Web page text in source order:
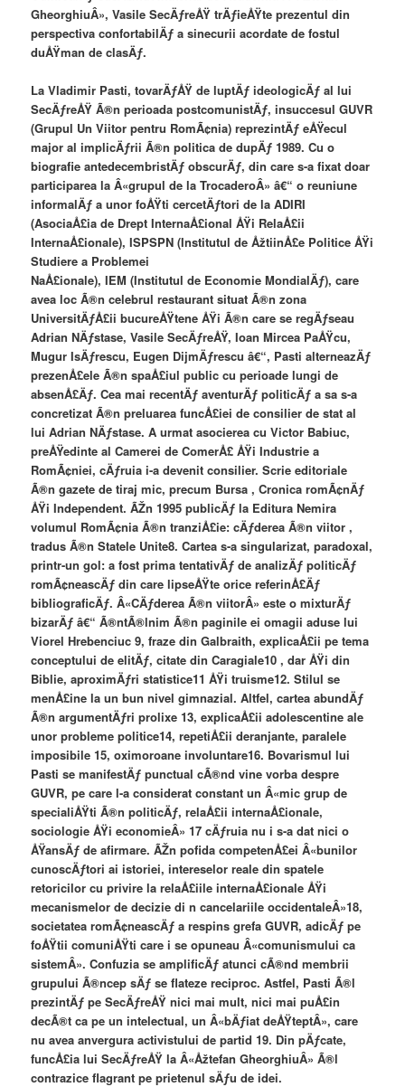
GheorghiuÂ», Vasile SecÄƒreÅŸ trÄƒieÅŸte prezentul din
perspectiva confortabilÄƒ a sinecurii acordate de fostul
duÅŸman de clasÄƒ.
La Vladimir Pasti, tovarÄƒÅŸ de luptÄƒ ideologicÄƒ al lui
SecÄƒreÅŸ Ã®n perioada postcomunistÄƒ, insuccesul GUVR
(Grupul Un Viitor pentru RomÃ¢nia) reprezintÄƒ eÅŸecul
major al implicÄƒrii Ã®n politica de dupÄƒ 1989. Cu o
biografie antedecembristÄƒ obscurÄƒ, din care s-a fixat doar
participarea la Â«grupul de la TrocaderoÂ» â€“ o reuniune
informalÄƒ a unor foÅŸti cercetÄƒtori de la ADIRI
(AsociaÅ£ia de Drept InternaÅ£ional ÅŸi RelaÅ£ii
InternaÅ£ionale), ISPSPN (Institutul de ÅžtiinÅ£e Politice ÅŸi
Studiere a Problemei
NaÅ£ionale), IEM (Institutul de Economie MondialÄƒ), care
avea loc Ã®n celebrul restaurant situat Ã®n zona
UniversitÄƒÅ£ii bucureÅŸtene ÅŸi Ã®n care se regÄƒseau
Adrian NÄƒstase, Vasile SecÄƒreÅŸ, Ioan Mircea PaÅŸcu,
Mugur IsÄƒrescu, Eugen DijmÄƒrescu â€“, Pasti alterneazÄƒ
prezenÅ£ele Ã®n spaÅ£iul public cu perioade lungi de
absenÅ£Äƒ. Cea mai recentÄƒ aventurÄƒ politicÄƒ a sa s-a
concretizat Ã®n preluarea funcÅ£iei de consilier de stat al
lui Adrian NÄƒstase. A urmat asocierea cu Victor Babiuc,
preÅŸedinte al Camerei de ComerÅ£ ÅŸi Industrie a
RomÃ¢niei, cÄƒruia i-a devenit consilier. Scrie editoriale
Ã®n gazete de tiraj mic, precum Bursa , Cronica romÃ¢nÄƒ
ÅŸi Independent. ÃŽn 1995 publicÄƒ la Editura Nemira
volumul RomÃ¢nia Ã®n tranziÅ£ie: cÄƒderea Ã®n viitor ,
tradus Ã®n Statele Unite8. Cartea s-a singularizat, paradoxal,
printr-un gol: a fost prima tentativÄƒ de analizÄƒ politicÄƒ
romÃ¢neascÄƒ din care lipseÅŸte orice referinÅ£Äƒ
bibliograficÄƒ. Â«CÄƒderea Ã®n viitorÂ» este o mixturÄƒ
bizarÄƒ â€“ Ã®ntÃ®lnim Ã®n paginile ei omagii aduse lui
Viorel Hrebenciuc 9, fraze din Galbraith, explicaÅ£ii pe tema
conceptului de elitÄƒ, citate din Caragiale10 , dar ÅŸi din
Biblie, aproximÄƒri statistice11 ÅŸi truisme12. Stilul se
menÅ£ine la un bun nivel gimnazial. Altfel, cartea abundÄƒ
Ã®n argumentÄƒri prolixe 13, explicaÅ£ii adolescentine ale
unor probleme politice14, repetiÅ£ii deranjante, paralele
imposibile 15, oximoroane involuntare16. Bovarismul lui
Pasti se manifestÄƒ punctual cÃ®nd vine vorba despre
GUVR, pe care l-a considerat constant un Â«mic grup de
specialiÅŸti Ã®n politicÄƒ, relaÅ£ii internaÅ£ionale,
sociologie ÅŸi economieÂ» 17 cÄƒruia nu i s-a dat nici o
ÅŸansÄƒ de afirmare. ÃŽn pofida competenÅ£ei Â«bunilor
cunoscÄƒtori ai istoriei, intereselor reale din spatele
retoricilor cu privire la relaÅ£iile internaÅ£ionale ÅŸi
mecanismelor de decizie di n cancelariile occidentaleÂ»18,
societatea romÃ¢neascÄƒ a respins grefa GUVR, adicÄƒ pe
foÅŸtii comuniÅŸti care i se opuneau Â«comunismului ca
sistemÂ». Confuzia se amplificÄƒ atunci cÃ®nd membrii
grupului Ã®ncep sÄƒ se flateze reciproc. Astfel, Pasti Ã®l
prezintÄƒ pe SecÄƒreÅŸ nici mai mult, nici mai puÅ£in
decÃ®t ca pe un intelectual, un Â«bÄƒiat deÅŸteptÂ», care
nu avea anvergura activistului de partid 19. Din pÄƒcate,
funcÅ£ia lui SecÄƒreÅŸ la Â«Åžtefan GheorghiuÂ» Ã®l
contrazice flagrant pe prietenul sÄƒu de idei.